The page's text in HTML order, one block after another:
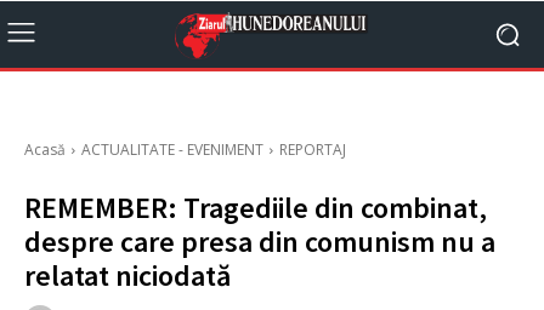
Acasă ACTUALITATE - EVENIMENT REPORTAJ
REMEMBER: Tragediile din combinat,
despre care presa din comunism nu a
relatat niciodată